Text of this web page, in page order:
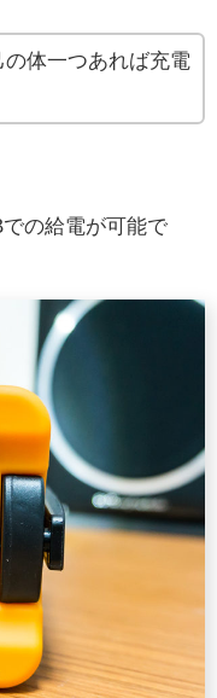
体一つあれば充電
の給電が可能で